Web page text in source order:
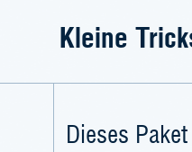
Kleine
Dieses